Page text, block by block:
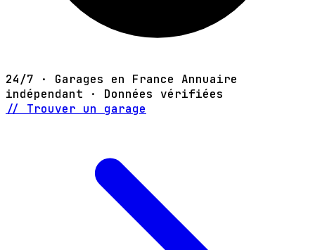
24/7 · Garages en France Annuaire
indépendant · Données vérifiées
// Trouver un garage